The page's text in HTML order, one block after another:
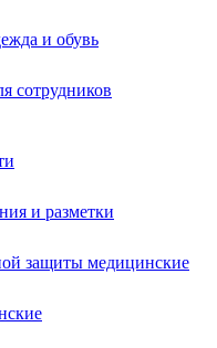
и обувь
сотрудников
и разметки
защиты медицинские